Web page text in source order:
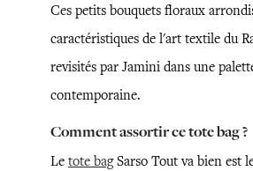
Ces petits bouquets floraux
caractéristiques de l'art textile du
revisités par Jamini dans une
contemporaine.
Comment assortir ce tote bag ?
Le tote bagSarso Tout va bien est